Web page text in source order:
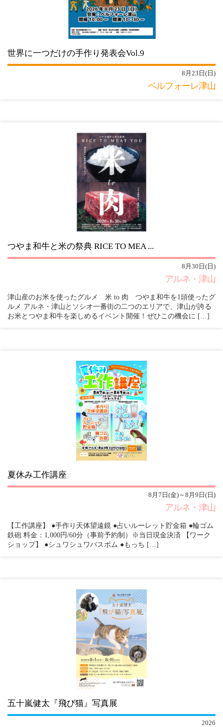
世界に一つだけの手作り発表会Vol.9
8月23日(日)
ベルフォーレ津山
つやま和牛と米の祭典 RICE TO MEA ...
8月30日(日)
アルネ・津山
津山産のお米を使ったグルメ 米 to 肉 つやま和牛を1頭使ったグ
ルメ アルネ・津山とソシオ一番街の二つのエリアで、津山が誇る
お米とつやま和牛を楽しめるイベント開催！ぜひこの機会に […]
夏休み工作講座
8月7日(金)～8月9日(日)
アルネ・津山
【工作講座】 ●手作り天体望遠鏡 ●占いルーレット貯金箱 ●輪ゴム
鉄砲 料金：1,000円/60分（事前予約制）※当日現金決済 【ワーク
ショップ】 ●シュワシュワバスボム ●もっち […]
五十嵐健太『飛び猫』写真展
2026